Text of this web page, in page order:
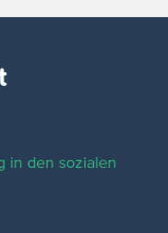
in den sozialen